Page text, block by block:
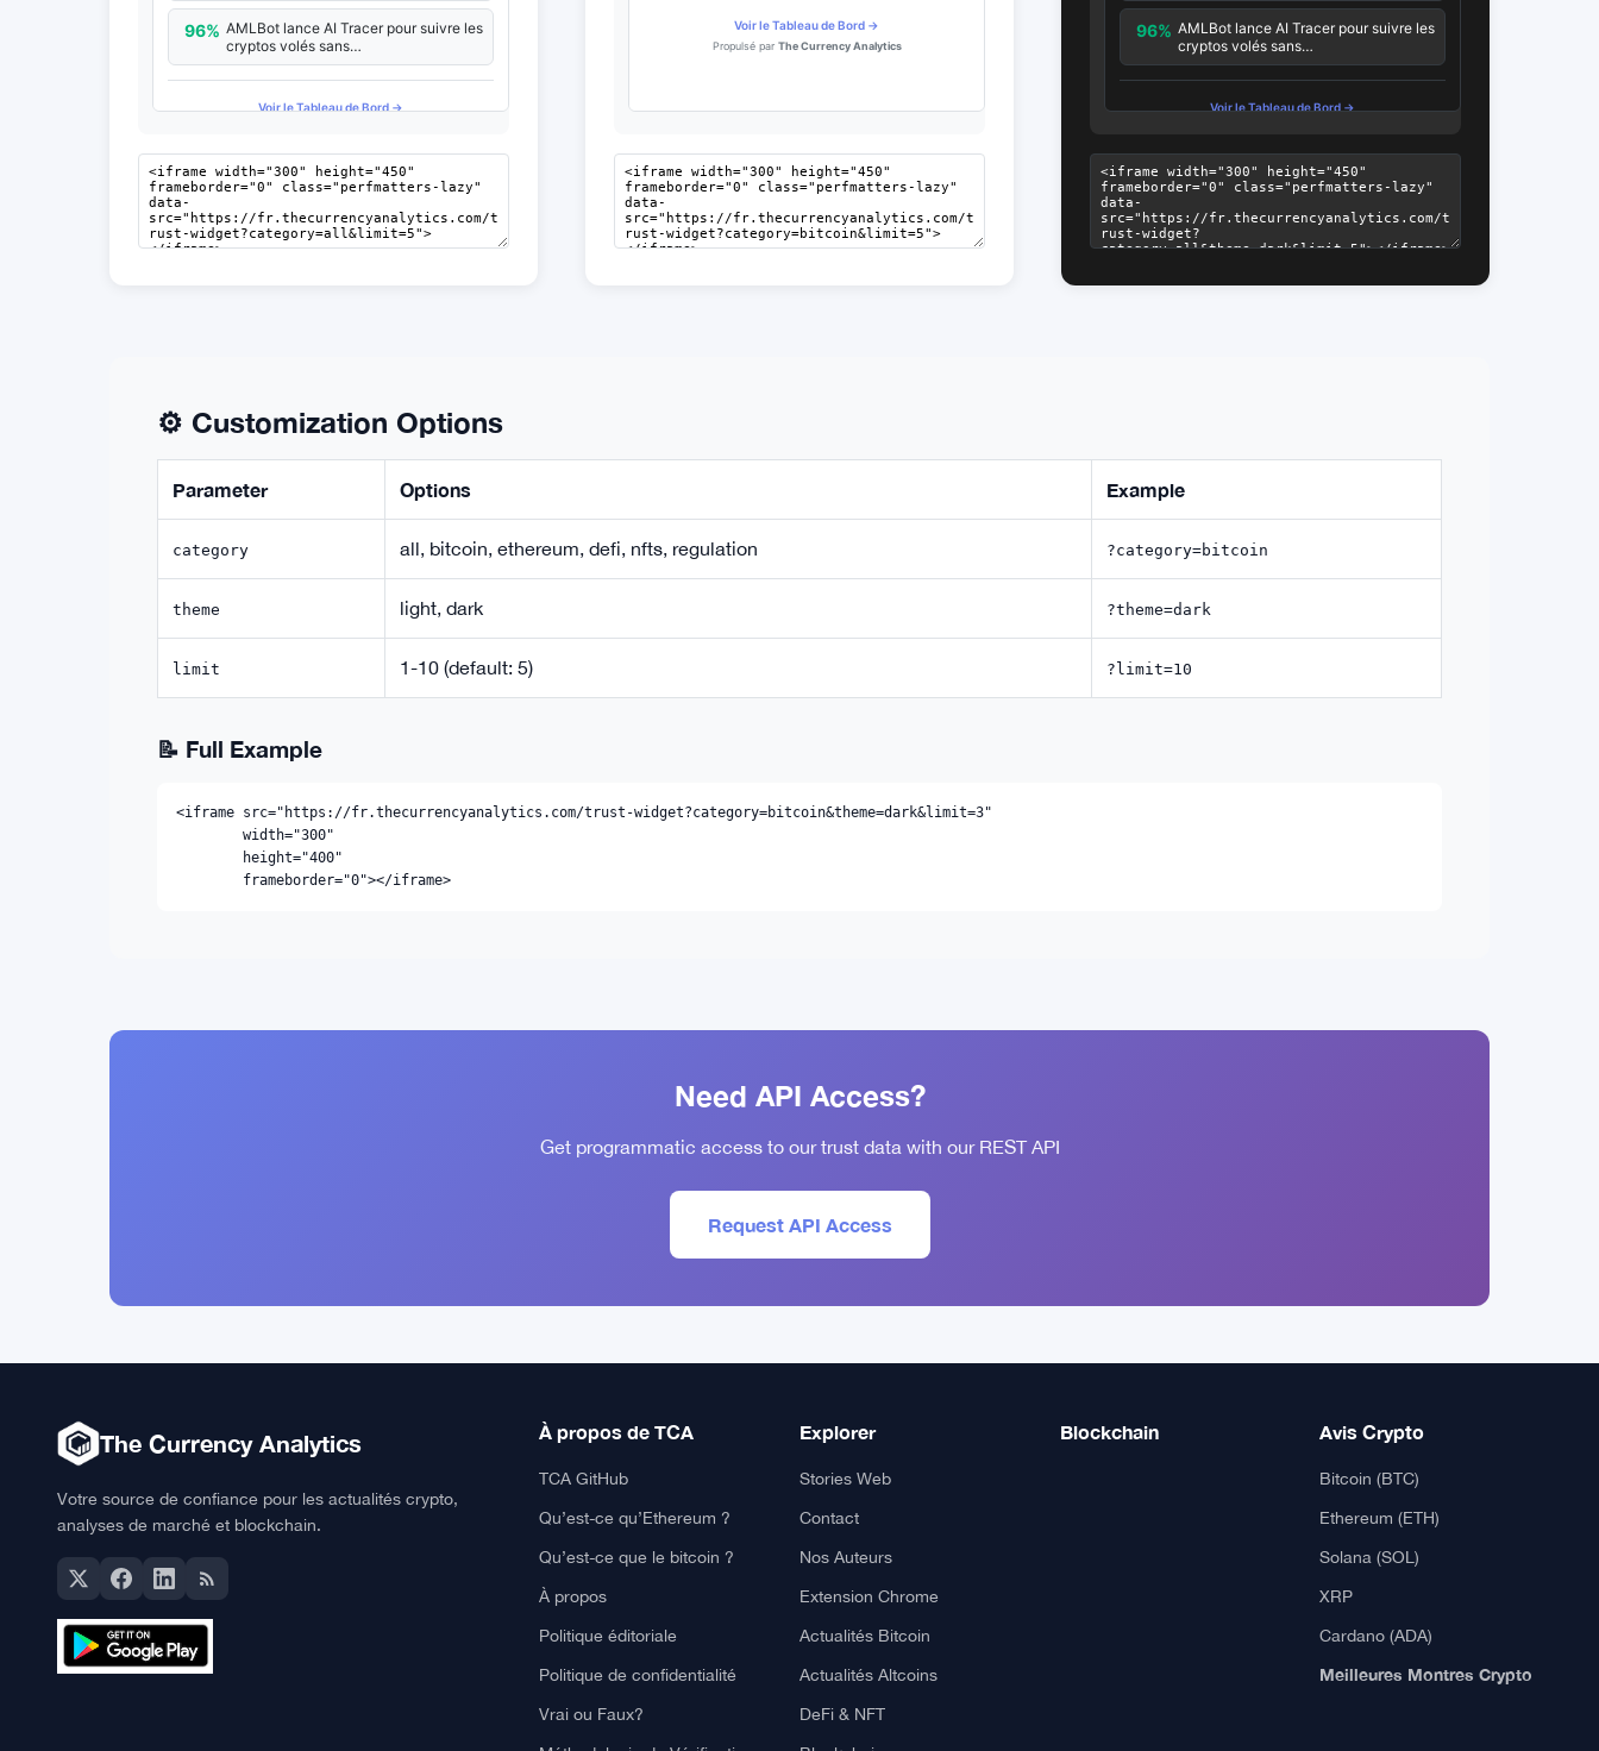
⚙️ Customization Options
Parameter Options Example
category all, bitcoin, ethereum, defi, nfts, regulation ?category=bitcoin
theme light, dark ?theme=dark
limit 1-10 (default: 5) ?limit=10
📝 Full Example
<iframe src="https://fr.thecurrencyanalytics.com/trust-widget?category=bitcoin&theme=dark&limit=3"
        width="300"
        height="400"
        frameborder="0"></iframe>
Need API Access?
Get programmatic access to our trust data with our REST API
Request API Access
The Currency Analytics
Votre source de confiance pour les actualités crypto,
analyses de marché et blockchain.
À propos de TCA
TCA GitHub
Qu’est-ce qu’Ethereum ?
Qu’est-ce que le bitcoin ?
À propos
Politique éditoriale
Politique de confidentialité
Vrai ou Faux?
Explorer
Stories Web
Contact
Nos Auteurs
Extension Chrome
Actualités Bitcoin
Actualités Altcoins
DeFi & NFT
Blockchain Avis Crypto
Bitcoin (BTC)
Ethereum (ETH)
Solana (SOL)
XRP
Cardano (ADA)
Meilleures Montres Crypto